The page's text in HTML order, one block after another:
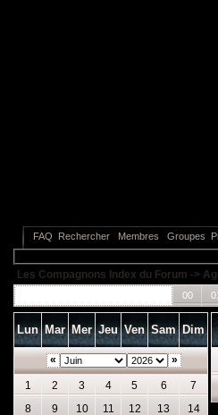
FAQ Rechercher Membres Groupes
Les Compagnons Index du Forum ->
00
Lun Mar Mer Jeu Ven Sam Dim
« »
1 2 3 4 5 6
7
8
9 10 11 12 13
14